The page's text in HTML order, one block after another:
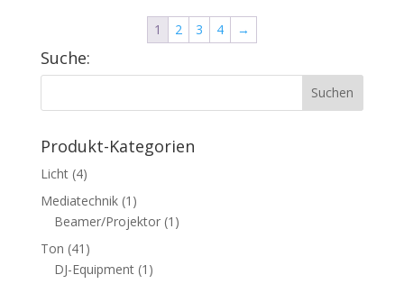
1 2 3 4 →
Suche:
Pro­dukt-Kate­go­rien
Licht (4)
Mediatechnik (1)
Beamer/Projektor (1)
Ton (41)
DJ-Equipment (1)